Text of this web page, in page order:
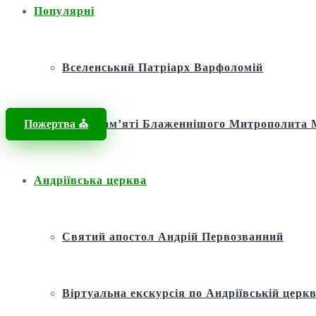
Популярні
Вселенський Патріарх Варфоломій
Фонд пам’яті Блаженнішого
Андріївська церква
Святий апостол Андрій Первозванний
Віртуальна екскурсія по Андріївській
Пожертва ⛪️